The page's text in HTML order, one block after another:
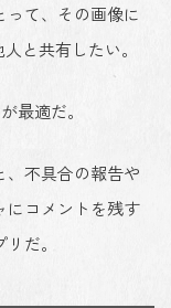
って、その画像に
と共有したい。
最適だ。
、不具合の報告や
にコメントを残す
だ。